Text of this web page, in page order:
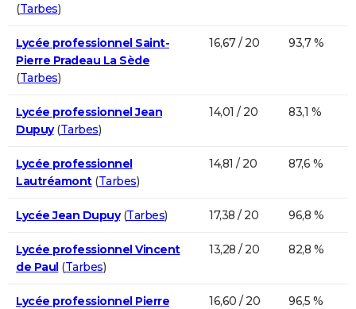
(Tarbes)
Lycée professionnel Saint-
Pierre Pradeau La Sède
(Tarbes)
16,67 / 20 93,7 %
Lycée professionnel Jean
Dupuy(Tarbes)
14,01 / 20 83,1 %
Lycée professionnel
Lautréamont(Tarbes)
14,81 / 20 87,6 %
Lycée Jean Dupuy(Tarbes) 17,38 / 20 96,8 %
Lycée professionnel Vincent
de Paul(Tarbes)
13,28 / 20 82,8 %
Lycée professionnel Pierre
16,60 / 20 96,5 %